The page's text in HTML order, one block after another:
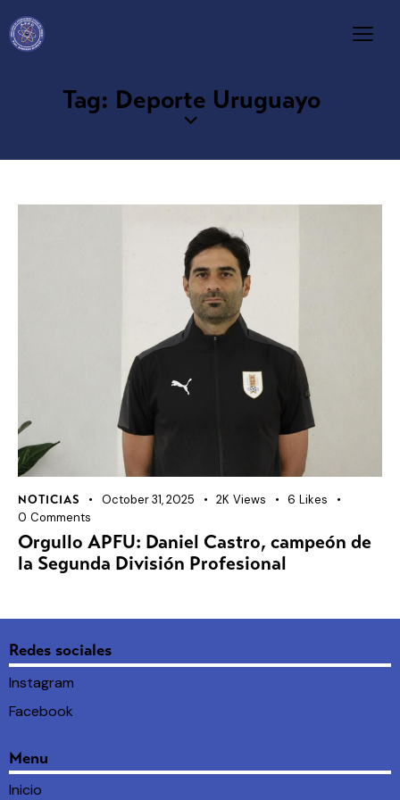
Tag: Deporte Uruguayo
NOTICIAS October 31, 2025 2K Views 6 Likes
0 Comments
Orgullo APFU: Daniel Castro, campeón de
la Segunda División Profesional
Redes sociales
Instagram
Facebook
Menu
Inicio